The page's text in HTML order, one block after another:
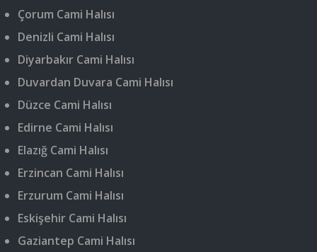
Çorum Cami Halısı
Denizli Cami Halısı
Diyarbakır Cami Halısı
Duvardan Duvara Cami Halısı
Düzce Cami Halısı
Edirne Cami Halısı
Elazığ Cami Halısı
Erzincan Cami Halısı
Erzurum Cami Halısı
Eskişehir Cami Halısı
Gaziantep Cami Halısı